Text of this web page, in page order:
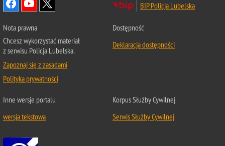
BIP Policja Lubelska
Nota prawna
Chcesz wykorzystać materiał
z serwisu Policja Lubelska.
Zapoznaj się z zasadami
Polityka prywatności
Dostępność
Deklaracja dostępności
Inne wersje portalu
wersja tekstowa
Korpus Służby Cywilnej
Serwis Służby Cywilnej